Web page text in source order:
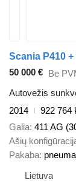
Scania P410
50 000 € Be
Autovežis
2014
922 764
Galia 411 AG
Ašių
Pakaba
Lietuva